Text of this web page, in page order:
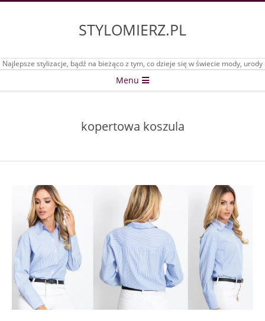
STYLOMIERZ.PL
Najlepsze stylizacje, bądź na bieżąco z tym, co dzieje się w świecie mody, urody
Menu
kopertowa koszula